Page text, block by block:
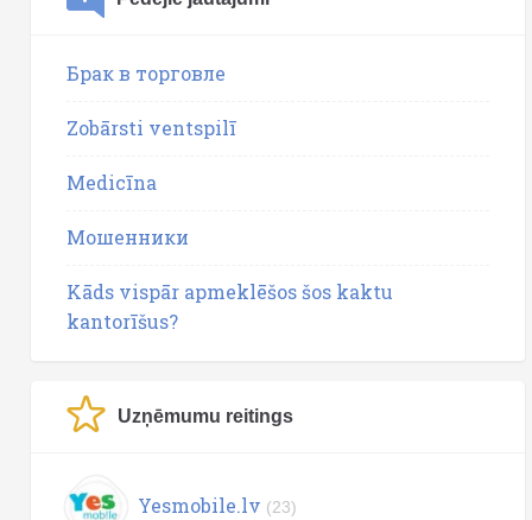
Брак в торговле
Zobārsti ventspilī
Medicīna
Мошенники
Kāds vispār apmeklēšos šos kaktu
kantorīšus?
Uzņēmumu reitings
Yesmobile.lv (23)